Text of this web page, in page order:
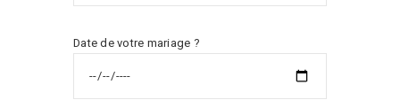
Date de votre mariage ?